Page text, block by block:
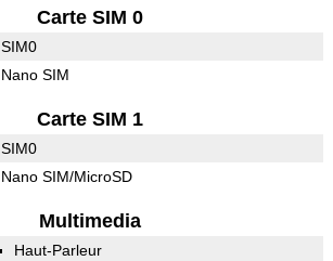
Carte SIM 0
SIM0
Nano SIM
Carte SIM 1
SIM0
Nano SIM/MicroSD
Multimedia
Haut-Parleur